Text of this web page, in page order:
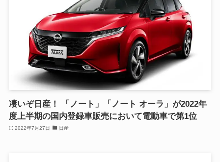
凄いぞ日産！ 「ノート」「ノート オーラ」が2022年
度上半期の国内登録車販売において電動車で第1位
2022年7月27日 日産